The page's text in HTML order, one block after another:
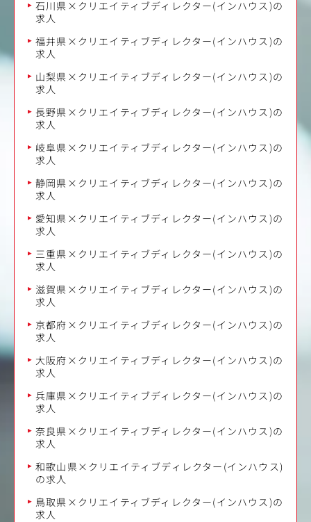
石川県×クリエイティブディレクター(インハウス)の
求人
福井県×クリエイティブディレクター(インハウス)の
求人
山梨県×クリエイティブディレクター(インハウス)の
求人
長野県×クリエイティブディレクター(インハウス)の
求人
岐阜県×クリエイティブディレクター(インハウス)の
求人
静岡県×クリエイティブディレクター(インハウス)の
求人
愛知県×クリエイティブディレクター(インハウス)の
求人
三重県×クリエイティブディレクター(インハウス)の
求人
滋賀県×クリエイティブディレクター(インハウス)の
求人
京都府×クリエイティブディレクター(インハウス)の
求人
大阪府×クリエイティブディレクター(インハウス)の
求人
兵庫県×クリエイティブディレクター(インハウス)の
求人
奈良県×クリエイティブディレクター(インハウス)の
求人
和歌山県×クリエイティブディレクター(インハウス)
の求人
鳥取県×クリエイティブディレクター(インハウス)の
求人